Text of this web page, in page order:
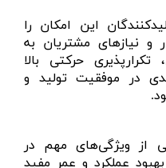
این امکان را
و نیازهای مشتریان به
حرکتی بالا
در موفقیت تولید و
از ویژگی‌های مهم در
عملکرد و عمر مفید